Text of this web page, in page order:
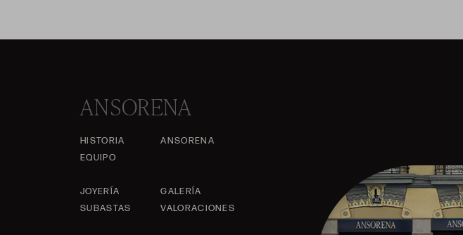
ANSORENA
HISTORIA
ANSORENA
EQUIPO
JOYERÍA
GALERÍA
SUBASTAS
VALORACIONES